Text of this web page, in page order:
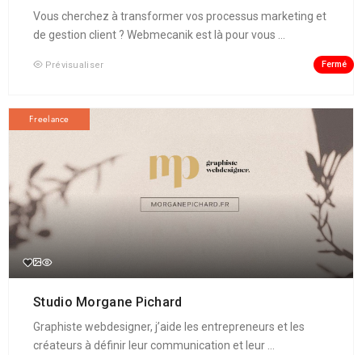
Vous cherchez à transformer vos processus marketing et
de gestion client ? Webmecanik est là pour vous ...
Prévisualiser Fermé
Freelance
Studio Morgane Pichard
Graphiste webdesigner, j’aide les entrepreneurs et les
créateurs à définir leur communication et leur ...